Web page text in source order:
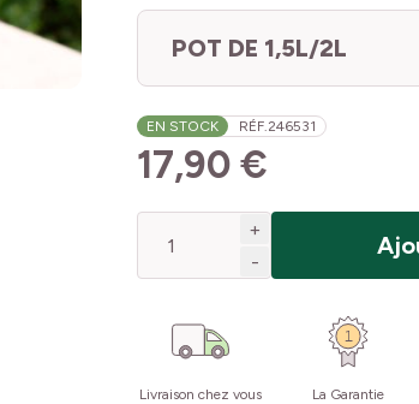
POT DE 1,5L/2L
EN STOCK RÉF.246531
17,90 €
+
-
Livraison chez vous
La Garantie